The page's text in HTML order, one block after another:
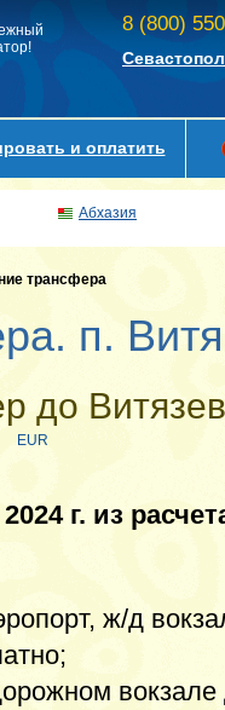
8 (800)
и оплатить
Абхазия
трансфера
п.
до
EUR
г. из
ж/д